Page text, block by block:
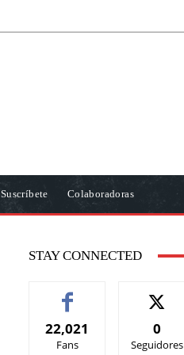
Suscríbete Colaboradoras
STAY CONNECTED
22,021
Fans
0
Seguidores